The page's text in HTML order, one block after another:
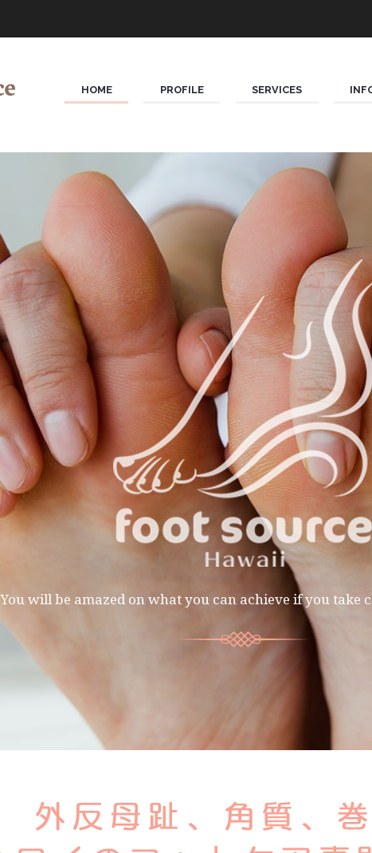
HOME PROFILE SERVICES
You will be amazed on what you can achieve if you take